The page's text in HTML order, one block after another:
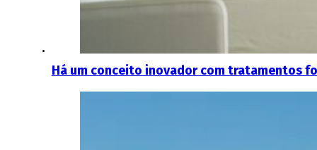
Há um conceito inovador com tratamentos